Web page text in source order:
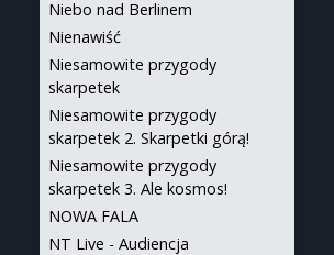
Niebo nad Berlinem
Nienawiść
Niesamowite przygody
skarpetek
Niesamowite przygody
skarpetek 2. Skarpetki górą!
Niesamowite przygody
skarpetek 3. Ale kosmos!
NOWA FALA
NT Live - Audiencja